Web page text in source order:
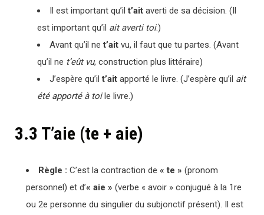
Il est important qu’ilt’aitaverti de sa décision. (Il
est important qu’il ait averti toi.)
Avant qu’il net’aitvu, il faut que tu partes. (Avant
qu’il ne t’eût vu, construction plus littéraire)
J’espère qu’ilt’aitapporté le livre. (J’espère qu’il ait
été apporté à toile livre.)
3.3 T’aie (te + aie)
Règle : C’est la contraction de « te » (pronom
personnel) et d’« aie » (verbe « avoir » conjugué à la 1re
ou 2e personne du singulier du subjonctif présent). Il est